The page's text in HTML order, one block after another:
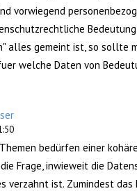
vorwiegend
alles gemeint ist, so sollte
welche Daten von
bedürfen einer
Frage, inwieweit die
verzahnt ist. Zumindest